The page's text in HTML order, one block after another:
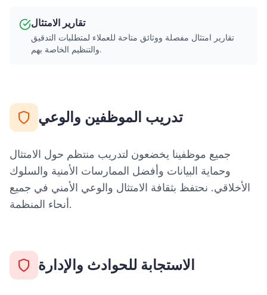
تقارير الامتثال
تقارير امتثال مفصلة ووثائق متاحة للعملاء لمتطلبات التدقيق
والتنظيم الخاصة بهم.
تدريب الموظفين والوعي
جميع موظفينا يخضعون لتدريب منتظم حول الامتثال
وحماية البيانات وأفضل الممارسات الأمنية والسلوك
الأخلاقي. نحتفظ بثقافة الامتثال والوعي الأمني في جميع
أنحاء المنظمة.
الاستجابة للحوادث والإدارة